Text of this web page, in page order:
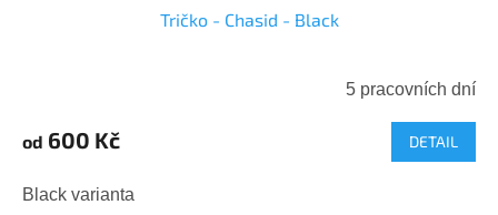
Tričko - Chasid - Black
5 pracovních dní
od 600 Kč DETAIL
Black varianta